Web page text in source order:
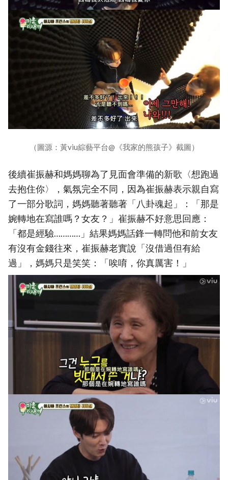
（圖源：黃viu綜藝平台@《我家的熊孩子》截圖）
後續崔振赫和媽媽聊為了見面會準備的新歌〈想跑過
去抱住你〉，氣氛完全不同，因為崔振赫表示親自寫
了一部分歌詞，媽媽聽著聽著「八卦魂起」：「那是
婉轉地在寫誰嗎？女友？」崔振赫不好意思回應：
「都是經驗…………」結果媽媽話鋒一轉問他和前女友
有沒有金錢往來，崔振赫老實說「沒借過但有給
過」，媽媽只是笑笑：「唉唷，你真厲害！」